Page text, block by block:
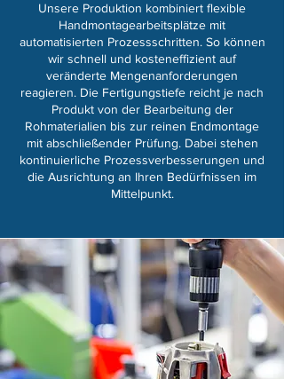
Unsere Produktion kombiniert flexible
Handmontagearbeitsplätze mit
automatisierten Prozess­schritten. So können
wir schnell und kosteneffizient auf
veränderte Mengen­anforderungen
reagieren. Die Fertigungstiefe reicht je nach
Produkt von der Bearbeitung der
Rohmaterialien bis zur reinen Endmontage
mit abschließender Prüfung. Dabei stehen
kontinuierliche Prozess­verbesserungen und
die Ausrichtung an Ihren Bedürfnissen im
Mittelpunkt.